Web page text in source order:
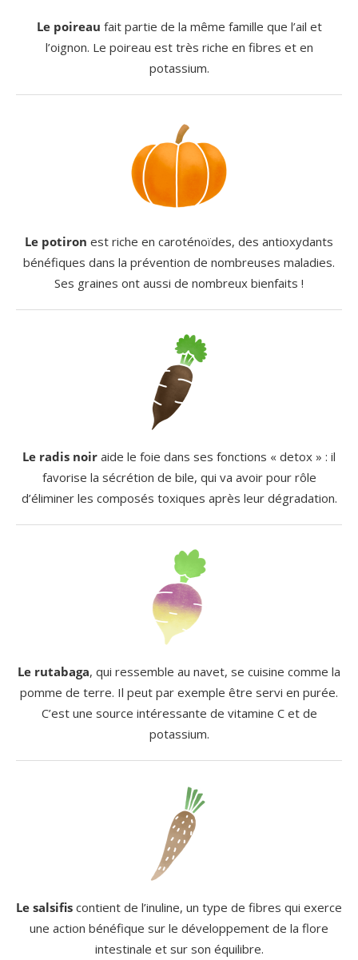
Le poireau fait partie de la même famille que l’ail et
l’oignon. Le poireau est très riche en fibres et en
potassium.
Le potiron est riche en caroténoïdes, des antioxydants
bénéfiques dans la prévention de nombreuses maladies.
Ses graines ont aussi de nombreux bienfaits !
Le radis noir aide le foie dans ses fonctions « detox » : il
favorise la sécrétion de bile, qui va avoir pour rôle
d’éliminer les composés toxiques après leur dégradation.
Le rutabaga, qui ressemble au navet, se cuisine comme la
pomme de terre. Il peut par exemple être servi en purée.
C’est une source intéressante de vitamine C et de
potassium.
Le salsifis contient de l’inuline, un type de fibres qui exerce
une action bénéfique sur le développement de la flore
intestinale et sur son équilibre.